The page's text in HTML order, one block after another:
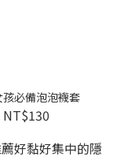
孩必備泡泡襪套
NT$130